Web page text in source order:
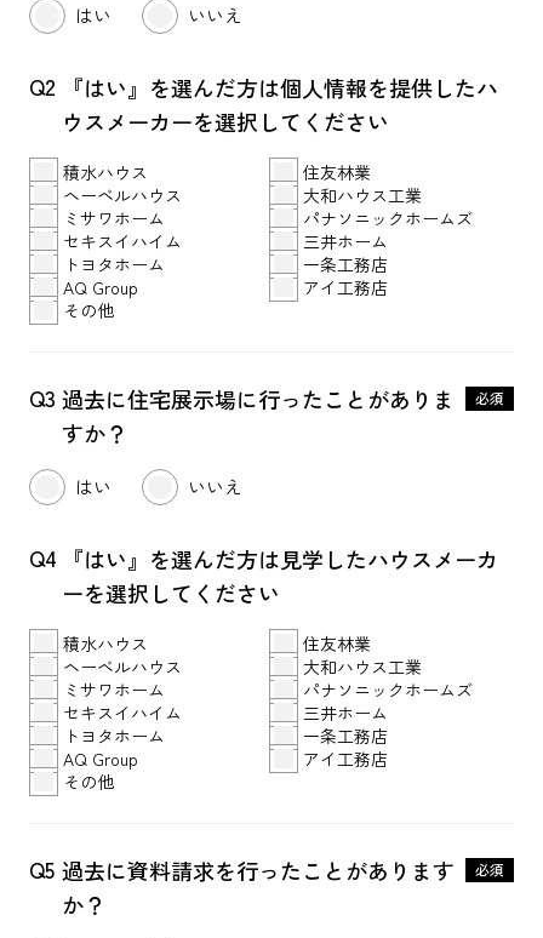
はい いいえ
Q2 『はい』を選んだ方は個人情報を提供したハ
ウスメーカーを選択してください
積水ハウス
住友林業
ヘーベルハウス
大和ハウス工業
ミサワホーム
パナソニックホームズ
セキスイハイム
三井ホーム
トヨタホーム
一条工務店
AQ Group
アイ工務店
その他
Q3 過去に住宅展示場に行ったことがありま
すか？
必須
はい いいえ
Q4 『はい』を選んだ方は見学したハウスメーカ
ーを選択してください
積水ハウス
住友林業
ヘーベルハウス
大和ハウス工業
ミサワホーム
パナソニックホームズ
セキスイハイム
三井ホーム
トヨタホーム
一条工務店
AQ Group
アイ工務店
その他
Q5 過去に資料請求を行ったことがあります
か？
必須